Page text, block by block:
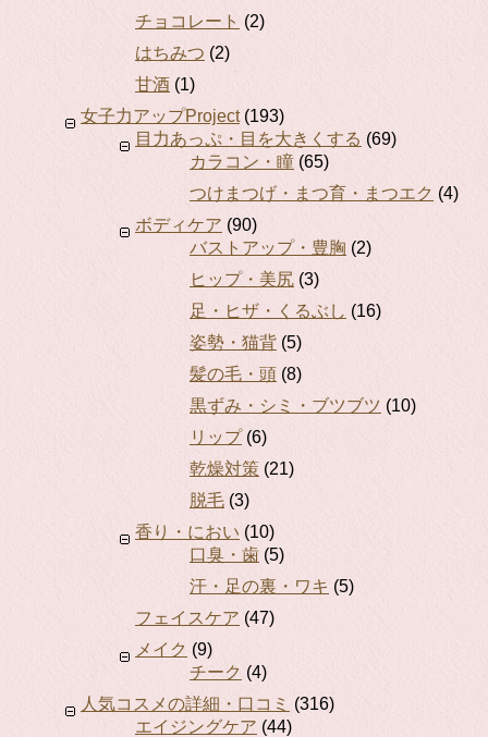
チョコレート (2)
はちみつ (2)
甘酒 (1)
女子力アップProject(193)
目力あっぷ・目を大きくする (69)
カラコン・瞳 (65)
つけまつげ・まつ育・まつエク (4)
ボディケア (90)
バストアップ・豊胸 (2)
ヒップ・美尻 (3)
足・ヒザ・くるぶし (16)
姿勢・猫背 (5)
髪の毛・頭 (8)
黒ずみ・シミ・ブツブツ (10)
リップ(6)
乾燥対策 (21)
脱毛 (3)
香り・におい (10)
口臭・歯 (5)
汗・足の裏・ワキ (5)
フェイスケア (47)
メイク (9)
チーク (4)
人気コスメの詳細・口コミ (316)
エイジングケア (44)